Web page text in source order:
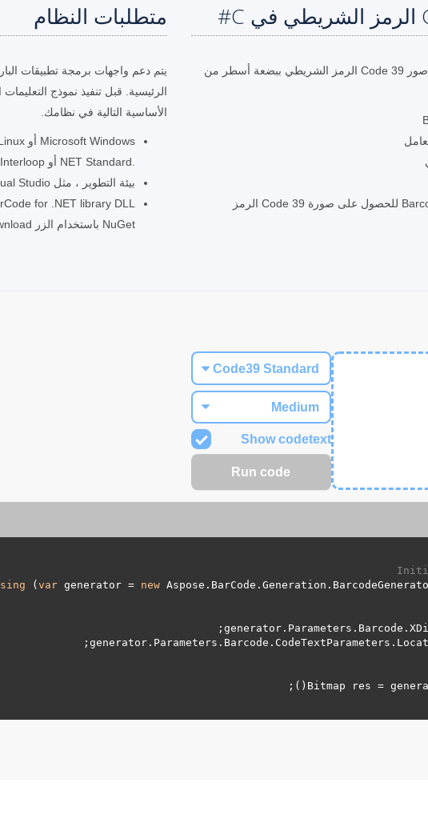
يسهّل Aspose.BarCode للمطورين إنشاء صور Code 39 الرمز الشريطي ببضعة أسطر من
اتصل بأسلوب BarcodeGenerator.Save للحصول على صورة Code 39 الرمز
متطلبات النظام
الرئيسية. قبل تنفيذ نموذج
الأساسية التالية في نظامك.
بيئة التطوير ، مثل Microsoft Visual Studio
NuGet باستخدام الزر Download
Show codetext
( var generator = new